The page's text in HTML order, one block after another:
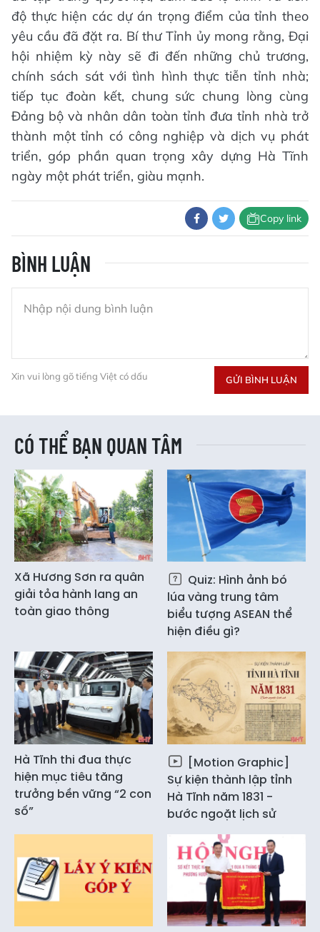
độ thực hiện các dự án trọng điểm của tỉnh theo
yêu cầu đã đặt ra. Bí thư Tỉnh ủy mong rằng, Đại
hội nhiệm kỳ này sẽ đi đến những chủ trương,
chính sách sát với tình hình thực tiễn tỉnh nhà;
tiếp tục đoàn kết, chung sức chung lòng cùng
Đảng bộ và nhân dân toàn tỉnh đưa tỉnh nhà trở
thành một tỉnh có công nghiệp và dịch vụ phát
triển, góp phần quan trọng xây dựng Hà Tĩnh
ngày một phát triển, giàu mạnh.
Copy link
BÌNH LUẬN
Xin vui lòng gõ tiếng Việt có dấu GỬI BÌNH LUẬN
CÓ THỂ BẠN QUAN TÂM
Xã Hương Sơn ra quân
giải tỏa hành lang an
toàn giao thông
Quiz: Hình ảnh bó
lúa vàng trung tâm
biểu tượng ASEAN thể
hiện điều gì?
Hà Tĩnh thi đua thực
hiện mục tiêu tăng
trưởng bền vững “2 con
số”
[Motion Graphic]
Sự kiện thành lập tỉnh
Hà Tĩnh năm 1831 -
bước ngoặt lịch sử